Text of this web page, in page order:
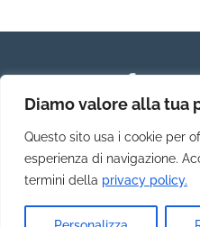
Diamo valore alla tua
Questo sito usa i cookie per
esperienza di navigazione.
termini della privacy policy.
BDF